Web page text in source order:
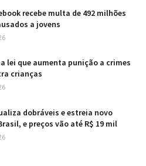
recebe multa de 492 milhões
a jovens
lei que aumenta punição a crimes
crianças
dobráveis e estreia novo
e preços vão até R$ 19 mil